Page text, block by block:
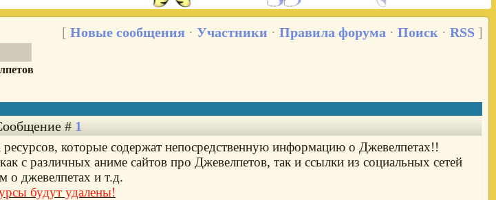
[ Новые сообщения · Участники · Правила форума · Поиск · RSS ]
# 1
которые содержат непосредственную информацию о Джевелпетах!!
с различных аниме сайтов про Джевелпетов, так и ссылки из социальных сетей
о джевелпетах и т.д.
будут удалены!